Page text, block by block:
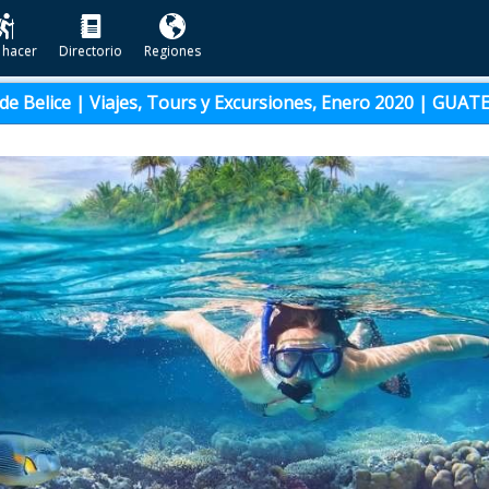
Directorio Regiones
Belice | Viajes, Tours y Excursiones, Enero 2020 |